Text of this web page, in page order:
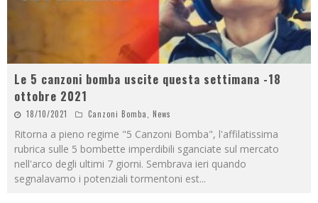
Le 5 canzoni bomba uscite questa settimana -18
ottobre 2021
18/10/2021 Canzoni Bomba, News
Ritorna a pieno regime "5 Canzoni Bomba", l'affilatissima
rubrica sulle 5 bombette imperdibili sganciate sul mercato
nell'arco degli ultimi 7 giorni. Sembrava ieri quando
segnalavamo i potenziali tormentoni est...